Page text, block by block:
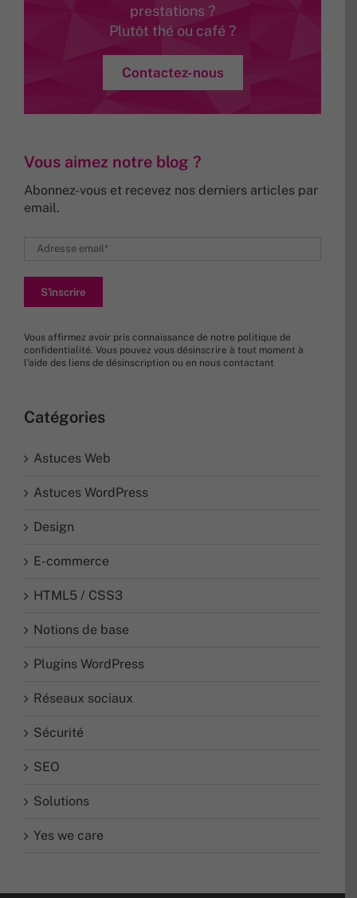
prestations ?
Plutôt thé ou café ?
Contactez-nous
Vous aimez notre blog ?
Abonnez-vous et recevez nos derniers articles par
email.
Vous affirmez avoir pris connaissance de notre politique de
confidentialité. Vous pouvez vous désinscrire à tout moment à
l’aide des liens de désinscription ou en nous contactant
Catégories
Astuces Web
Astuces WordPress
Design
E-commerce
HTML5 / CSS3
Notions de base
Plugins WordPress
Réseaux sociaux
Sécurité
SEO
Solutions
Yes we care